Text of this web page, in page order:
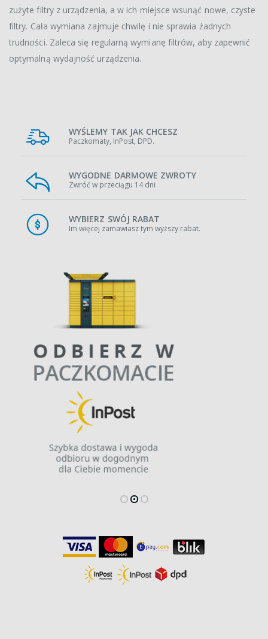
zużyte filtry z urządzenia, a w ich miejsce wsunąć nowe, czyste
filtry. Cała wymiana zajmuje chwilę i nie sprawia żadnych
trudności. Zaleca się regularną wymianę filtrów, aby zapewnić
optymalną wydajność urządzenia.
WYŚLEMY TAK JAK CHCESZ
Paczkomaty, InPost, DPD.
WYGODNE DARMOWE ZWROTY
Zwróć w przeciągu 14 dni
WYBIERZ SWÓJ RABAT
Im więcej zamawiasz tym wyższy rabat.